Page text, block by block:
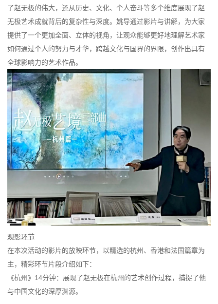
了赵无极的伟大，还从历史、文化、个人奋斗等多个维度展现了赵
无极艺术成就背后的复杂性与深度。姚导通过影片与讲解，为大家
提供了一个更加全面、立体的视角，让观众能够更好地理解艺术家
如何通过个人的努力与才华，跨越文化与国界的界限，创作出具有
全球影响力的艺术作品。
观影环节
在本次活动的影片的放映环节，以精选的杭州、香港和法国篇章为
主，精彩环节片段介绍如下：
《杭州》14分钟：展现了赵无极在杭州的艺术创作过程，捕捉了他
与中国文化的深厚渊源。